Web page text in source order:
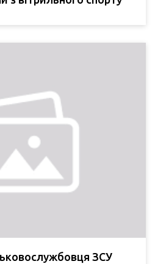
ЗСУ